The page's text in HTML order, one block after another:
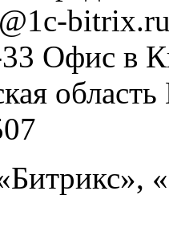
Офис в
область